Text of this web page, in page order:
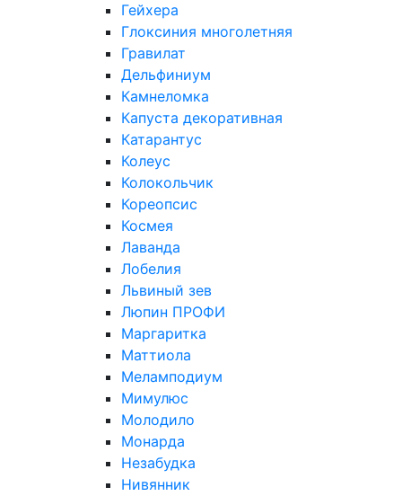
Гейхера
Глоксиния многолетняя
Гравилат
Дельфиниум
Камнеломка
Капуста декоративная
Катарантус
Колеус
Колокольчик
Кореопсис
Космея
Лаванда
Лобелия
Львиный зев
Люпин ПРОФИ
Маргаритка
Маттиола
Меламподиум
Мимулюс
Молодило
Монарда
Незабудка
Нивянник